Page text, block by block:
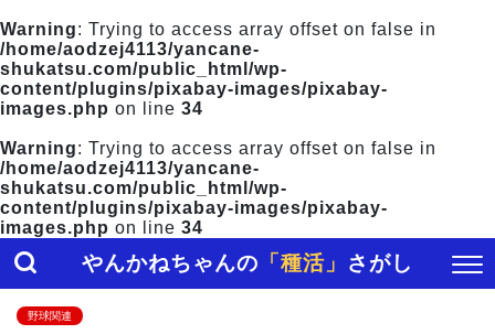
Warning: Trying to access array offset on false in
/home/aodzej4113/yancane-
shukatsu.com/public_html/wp-
content/plugins/pixabay-images/pixabay-
images.php on line 34
Warning: Trying to access array offset on false in
/home/aodzej4113/yancane-
shukatsu.com/public_html/wp-
content/plugins/pixabay-images/pixabay-
images.php on line 34
やんかねちゃんの 「種活」 さがし
野球関連